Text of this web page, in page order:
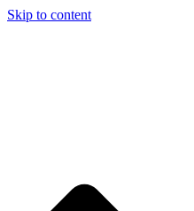
Skip to content